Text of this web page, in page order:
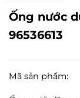
Ống nước
96536613
Mã sản phẩm: